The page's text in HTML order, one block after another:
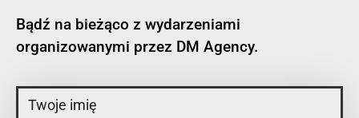
Bądź na bieżąco z wydarzeniami
organizowanymi przez DM Agency.
Twoje imię